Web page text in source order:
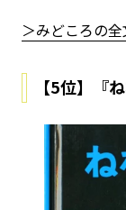
＞みどころの
【5位】『